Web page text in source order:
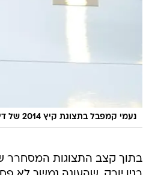
נעמי קמפבל בתצוגת קיץ 2014 של דיאן פון פורסטנברג
בתוך קצב התצוגות המסחרר